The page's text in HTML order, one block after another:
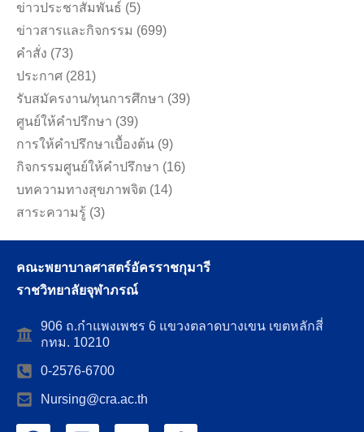
ข่าวประชาสัมพันธ์ (5)
ข่าวสารและกิจกรรม (699)
คำสั่ง (73)
ประกาศ (281)
รับสมัครงาน/ทุนการศึกษา (39)
ศูนย์ให้คำปรึกษา (39)
การให้คำปรึกษาเบื้องต้น (9)
กิจกรรมศูนย์ให้คำปรึกษา (16)
บทความทางสุขภาพจิต (14)
สาระความรู้ (3)
คณะพยาบาลศาสตร์อัครราชกุมารี
ราชวิทยาลัยจุฬาภรณ์
906 ถ.กำแพงเพชร 6 แขวงตลาดบางเขน เขตหลักสี่
กทม. 10210
0-2576-6700
Nursing@cra.ac.th